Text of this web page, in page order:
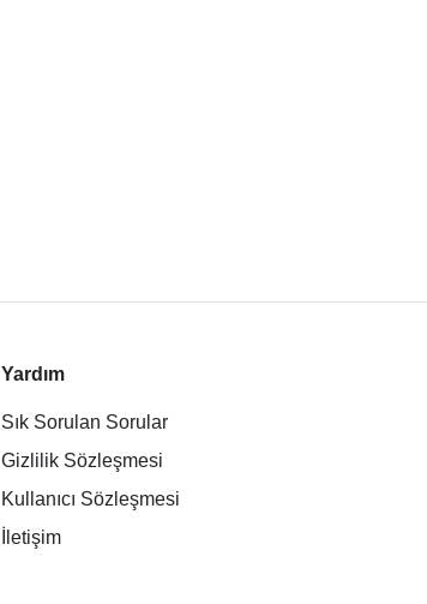
Yardım
Sık Sorulan Sorular
Gizlilik Sözleşmesi
Kullanıcı Sözleşmesi
İletişim